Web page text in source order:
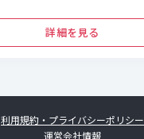
詳細を見る
利用規約・プライバシーポリシー
運営会社情報